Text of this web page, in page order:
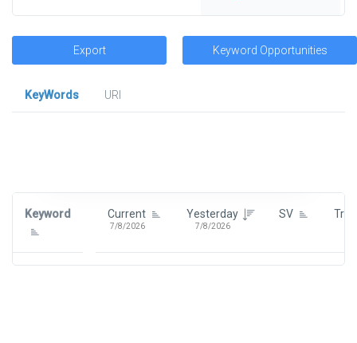
Export Keyword Opportunities
KeyWords
URl
Keyword Current
7/8/2026
Yesterday
7/8/2026
SV